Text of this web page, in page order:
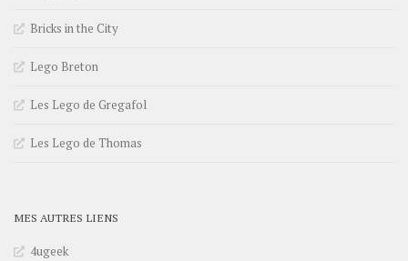
Bricks in the City
Lego Breton
Les Lego de Gregafol
Les Lego de Thomas
MES AUTRES LIENS
4ugeek